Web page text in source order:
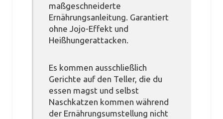
maßgeschneiderte
Ernährungsanleitung. Garantiert
ohne Jojo-Effekt und
Heißhungerattacken.
Es kommen ausschließlich
Gerichte auf den Teller, die du
essen magst und selbst
Naschkatzen kommen während
der Ernährungsumstellung nicht